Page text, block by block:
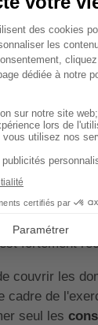
chutes ou
:Des
à
elle l'est
fortement
couvrir les
cadre de
seul les